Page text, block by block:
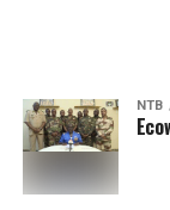
NTB